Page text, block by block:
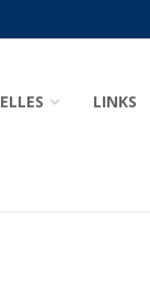
LINKS